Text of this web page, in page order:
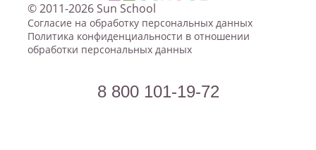
© 2011-2026 Sun School
Согласие на обработку персональных данных
Политика конфиденциальности в отношении
обработки персональных данных
8 800 101-19-72